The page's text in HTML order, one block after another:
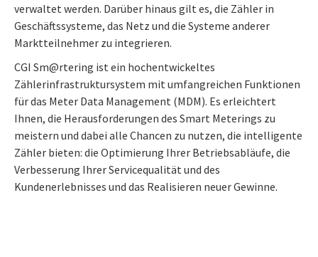
verwaltet werden. Darüber hinaus gilt es, die Zähler in
Geschäftssysteme, das Netz und die Systeme anderer
Marktteilnehmer zu integrieren.
CGI Sm@rtering ist ein hochentwickeltes
Zählerinfrastruktursystem mit umfangreichen Funktionen
für das Meter Data Management (MDM). Es erleichtert
Ihnen, die Herausforderungen des Smart Meterings zu
meistern und dabei alle Chancen zu nutzen, die intelligente
Zähler bieten: die Optimierung Ihrer Betriebsabläufe, die
Verbesserung Ihrer Servicequalität und des
Kundenerlebnisses und das Realisieren neuer Gewinne.